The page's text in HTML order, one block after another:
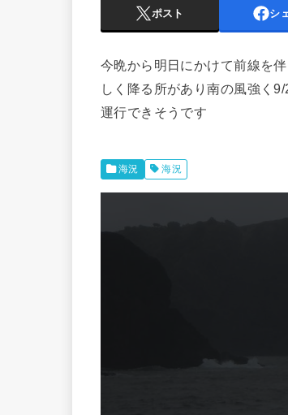
ポスト シ
今晩から明日にかけて前線を
しく降る所があり南の風強く
運行できそうです
海況 海況